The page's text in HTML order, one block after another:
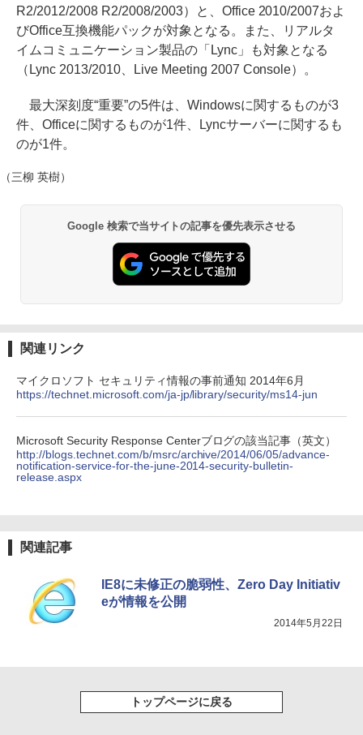
R2/2012/2008 R2/2008/2003）と、Office 2010/2007およ
びOffice互換機能パックが対象となる。また、リアルタ
イムコミュニケーション製品の「Lync」も対象となる
（Lync 2013/2010、Live Meeting 2007 Console）。
最大深刻度“重要”の5件は、Windowsに関するものが3
件、Officeに関するものが1件、Lyncサーバーに関するも
のが1件。
（三柳 英樹）
Google 検索で当サイトの記事を優先表示させる
関連リンク
マイクロソフト セキュリティ情報の事前通知 2014年6月
https://technet.microsoft.com/ja-jp/library/security/ms14-jun
Microsoft Security Response Centerブログの該当記事（英文）
http://blogs.technet.com/b/msrc/archive/2014/06/05/advance-
notification-service-for-the-june-2014-security-bulletin-
release.aspx
関連記事
IE8に未修正の脆弱性、Zero Day Initiativ
eが情報を公開
2014年5月22日
トップページに戻る